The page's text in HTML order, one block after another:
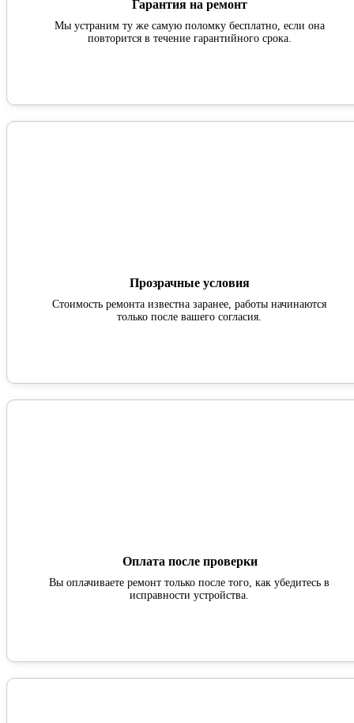
Гарантия на ремонт
Мы устраним ту же самую поломку бесплатно, если она
повторится в течение гарантийного срока.
Прозрачные условия
Стоимость ремонта известна заранее, работы начинаются
только после вашего согласия.
Оплата после проверки
Вы оплачиваете ремонт только после того, как убедитесь в
исправности устройства.